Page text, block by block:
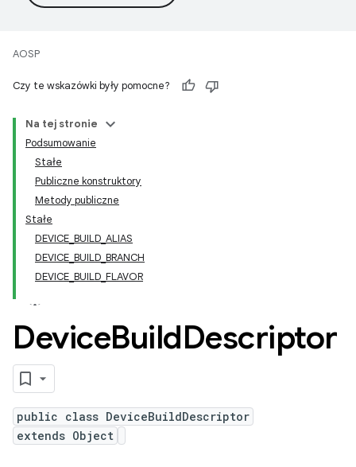
AOSP
Czy te wskazówki były pomocne?
Na tej stronie
Podsumowanie
Stałe
Publiczne konstruktory
Metody publiczne
Stałe
DEVICE_BUILD_ALIAS
DEVICE_BUILD_BRANCH
DEVICE_BUILD_FLAVOR
DeviceBuildDescriptor
public class DeviceBuildDescriptor
extends Object